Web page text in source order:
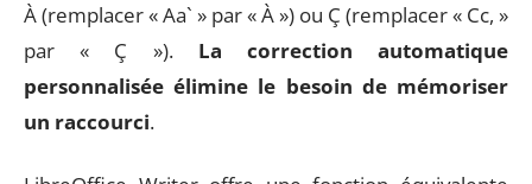
À (remplacer « Aa` » par « À ») ou Ç (remplacer « Cc, »
par « Ç »). La correction automatique
personnalisée élimine le besoin de mémoriser
un raccourci.